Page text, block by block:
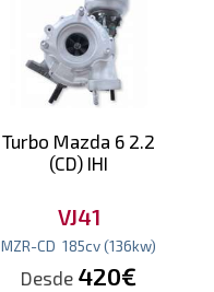
Turbo Mazda 6 2.2
(CD) IHI
VJ41
MZR-CD 185cv(136kw)
Desde 420€